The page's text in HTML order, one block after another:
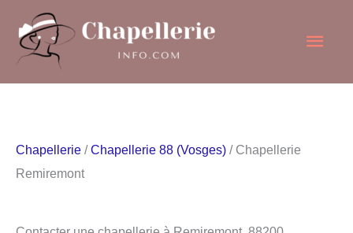
contenu
Chapellerie /Chapellerie 88 (Vosges) / Chapellerie
Remiremont